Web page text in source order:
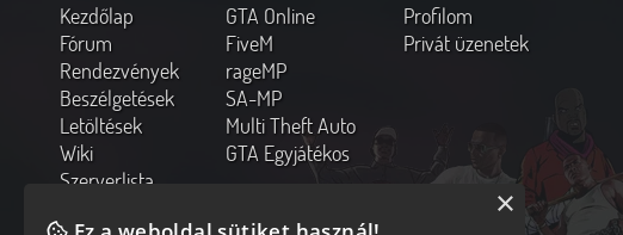
Kezdőlap
Fórum
Rendezvények
Beszélgetések
Letöltések
Wiki
Szerverlista
GTA Online
FiveM
rageMP
SA-MP
Multi Theft Auto
GTA Egyjátékos
Profilom
Privát üzenetek
×